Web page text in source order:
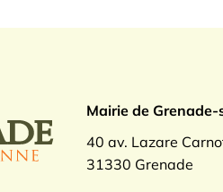
Logo Grenade sur
Mairie de
40 av. Lazare
31330 Grenade